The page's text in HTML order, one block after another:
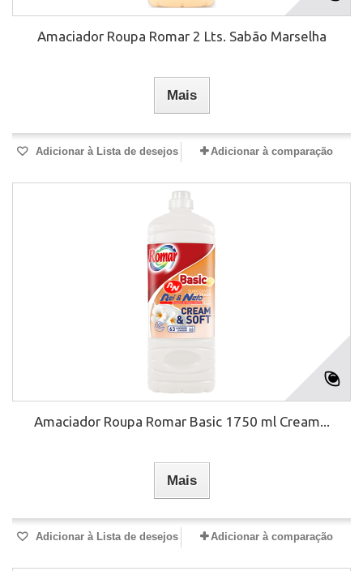
Amaciador Roupa Romar 2 Lts. Sabão Marselha
Mais
Adicionar à Lista de desejos Adicionar à comparação
Amaciador Roupa Romar Basic 1750 ml Cream...
Mais
Adicionar à Lista de desejos Adicionar à comparação